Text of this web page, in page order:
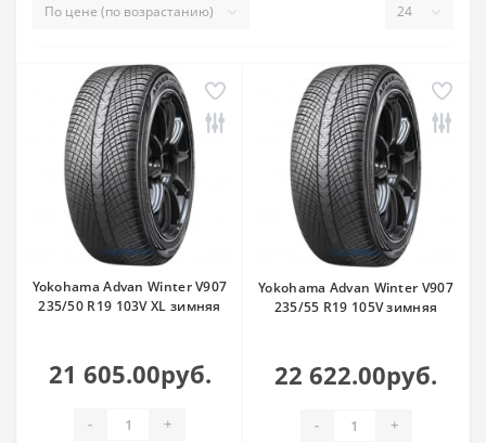
Yokohama Advan Winter V907
235/50 R19 103V XL зимняя
21 605.00руб.
- +
Yokohama Advan Winter V907
235/55 R19 105V зимняя
22 622.00руб.
- +